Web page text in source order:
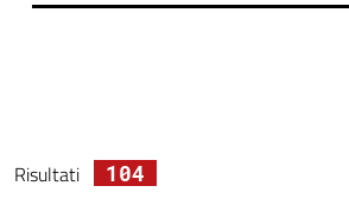
Risultati 104